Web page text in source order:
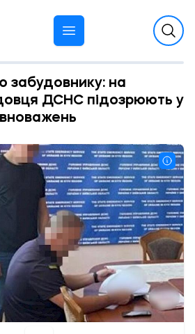
забудовнику: на
ДСНС підозрюють у